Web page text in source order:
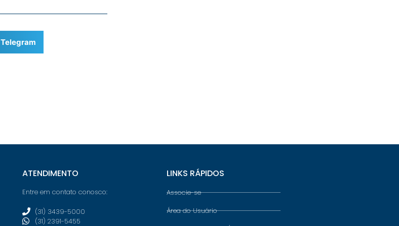
Telegram
ATENDIMENTO
Entre em contato conosco:
(31) 3439-5000
(31) 2391-5455
LINKS RÁPIDOS
Associe-se
Área do Usuário